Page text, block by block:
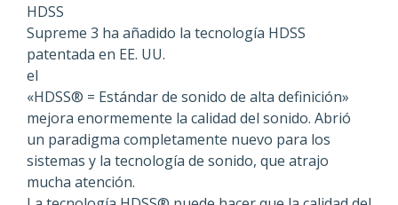
HDSS
Supreme 3 ha añadido la tecnología HDSS
patentada en EE. UU.
el
«HDSS® = Estándar de sonido de alta definición»
mejora enormemente la calidad del sonido. Abrió
un paradigma completamente nuevo para los
sistemas y la tecnología de sonido, que atrajo
mucha atención.